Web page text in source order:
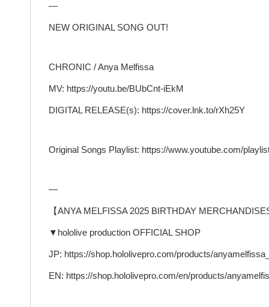
—
NEW ORIGINAL SONG OUT!
CHRONIC / Anya Melfissa
MV: https://youtu.be/BUbCnt-iEkM
DIGITAL RELEASE(s): https://cover.lnk.to/rXh25Y
Original Songs Playlist: https://www.youtube.com/
—
【ANYA MELFISSA 2025 BIRTHDAY
▼hololive production OFFICIAL SHOP
JP: https://shop.hololivepro.com/products/
EN: https://shop.hololivepro.com/en/products/